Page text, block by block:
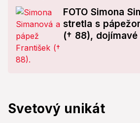
FOTO Simona
stretla s
(† 88),
Svetový unikát